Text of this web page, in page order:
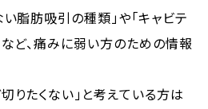
い脂肪吸引の種類」や「キャビテ
など、痛みに弱い方のための情報
りたくない」と考えている方は